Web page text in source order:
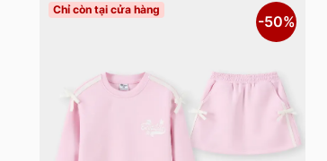
Chỉ còn tại cửa hàng
-50%